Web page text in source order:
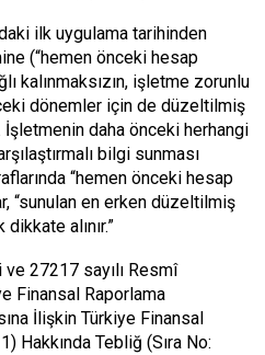
ilk uygulama tarihinden
(“hemen önceki hesap
kalınmaksızın, işletme zorunlu
dönemler için de düzeltilmiş
İşletmenin daha önceki herhangi
bilgi sunması
“hemen önceki hesap
“sunulan en erken düzeltilmiş
alınır.”
27217 sayılı Resmî
Finansal Raporlama
İlişkin Türkiye Finansal
Hakkında Tebliğ (Sıra No: